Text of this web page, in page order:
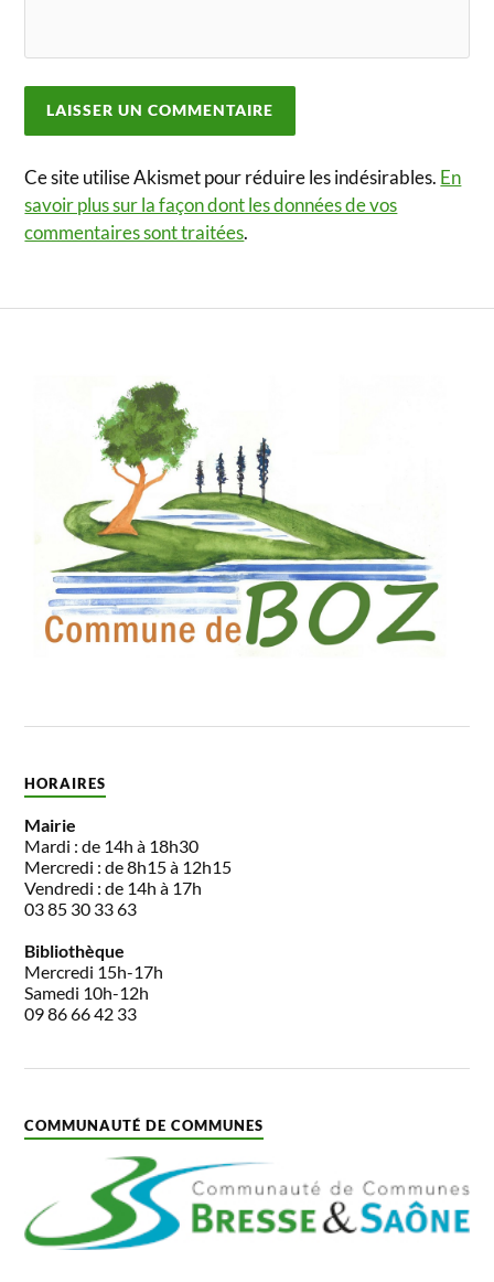
Ce site utilise Akismet pour réduire les indésirables. En
savoir plus sur la façon dont les données de vos
commentaires sont traitées.
HORAIRES
Mairie
Mardi : de 14h à 18h30
Mercredi : de 8h15 à 12h15
Vendredi : de 14h à 17h
03 85 30 33 63
Bibliothèque
Mercredi 15h-17h
Samedi 10h-12h
09 86 66 42 33
COMMUNAUTÉ DE COMMUNES